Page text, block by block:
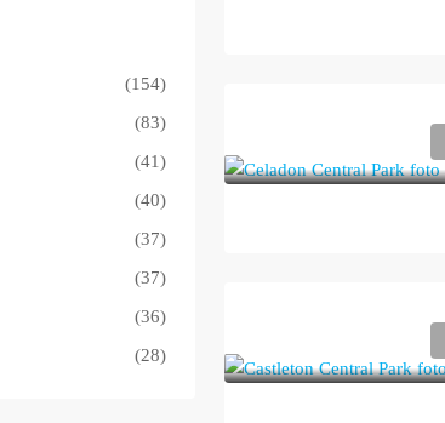
(154)
(83)
(41)
(40)
(37)
(37)
(36)
(28)